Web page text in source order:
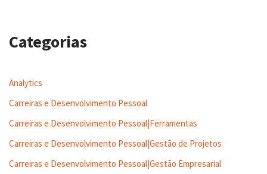
Categorias
Analytics
Carreiras e Desenvolvimento Pessoal
Carreiras e Desenvolvimento Pessoal|Ferramentas
Carreiras e Desenvolvimento Pessoal|Gestão de Projetos
Carreiras e Desenvolvimento Pessoal|Gestão Empresarial